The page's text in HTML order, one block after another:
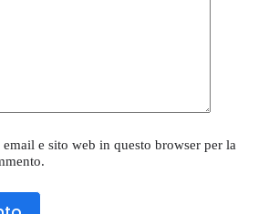
e sito web in questo browser per la